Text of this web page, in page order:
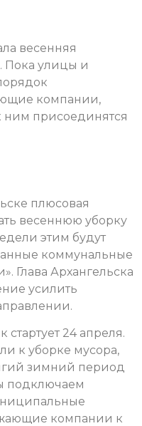
весенняя
Пока улицы и
компании,
ним присоединятся
плюсовая
весеннюю уборку
этим будут
коммунальные
Глава Архангельска
усилить
24 апреля.
к уборке мусора,
зимний период
подключаем
компании к